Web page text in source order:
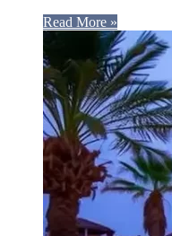
Read More »